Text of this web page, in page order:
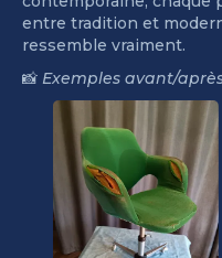
entre tradition et
ressemble vraiment.
📸 Exemples avant/